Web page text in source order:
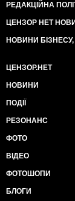
РЕДАКЦІЙНА
ЦЕНЗОР НЕТ
НОВИНИ
ЦЕНЗОР.НЕТ
НОВИНИ
ПОДІЇ
РЕЗОНАНС
ФОТО
ВІДЕО
ФОТОШОПИ
БЛОГИ